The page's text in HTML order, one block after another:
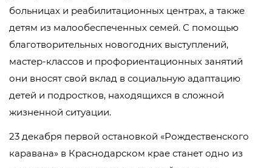
больницах и реабилитационных центрах, а также
детям из малообеспеченных семей. С помощью
благотворительных новогодних выступлений,
мастер-классов и профориентационных занятий
они вносят свой вклад в социальную адаптацию
детей и подростков, находящихся в сложной
жизненной ситуации.
23 декабря первой остановкой «Рождественского
каравана» в Краснодарском крае станет одно из